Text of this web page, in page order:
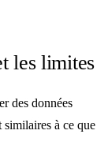
les limites
des données
similaires à ce que